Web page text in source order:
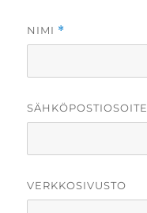
NIMI *
SÄHKÖPOSTIOSOITE
VERKKOSIVUSTO